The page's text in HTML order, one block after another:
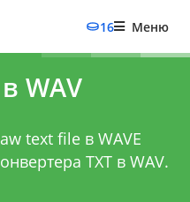
16 Меню
WAV
text file в WAVE
TXT в WAV.